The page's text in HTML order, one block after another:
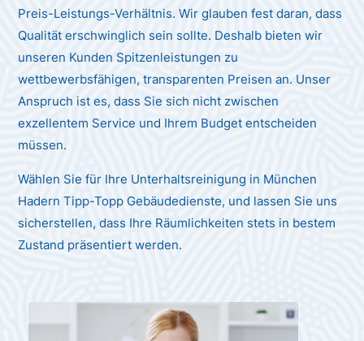
Preis-Leistungs-Verhältnis. Wir glauben fest daran, dass
Qualität erschwinglich sein sollte. Deshalb bieten wir
unseren Kunden Spitzenleistungen zu
wettbewerbsfähigen, transparenten Preisen an. Unser
Anspruch ist es, dass Sie sich nicht zwischen
exzellentem Service und Ihrem Budget entscheiden
müssen.
Wählen Sie für Ihre Unterhaltsreinigung in München
Hadern Tipp-Topp Gebäudedienste, und lassen Sie uns
sicherstellen, dass Ihre Räumlichkeiten stets in bestem
Zustand präsentiert werden.